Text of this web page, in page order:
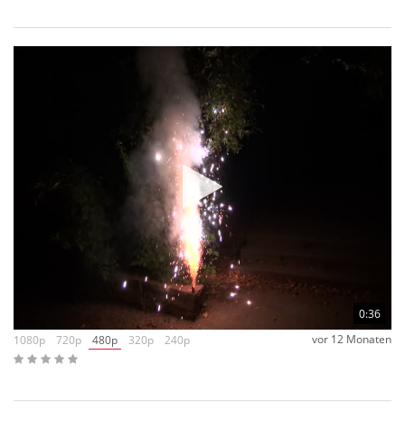
0:36
1080p
720p 480p 320p 240p vor 12 Monaten